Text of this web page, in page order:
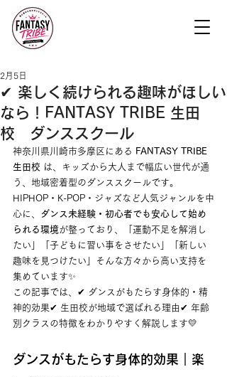
✔ 楽しく続けられる趣味がほしい
なら！FANTASY TRIBE 生田
校 ダンススクール
2月5日
神奈川県川崎市多摩区にある
FANTASY TRIBE
生田校 は、キッズから大人まで幅広い世代が通
う、地域密着型のダンススクールです。
HIPHOP・K-POP・ジャズなど人気ジャンルを中
心に、
ダンス未経験・初心者でも安心して始め
られる環境が整っており、「運動不足を解消し
たい」「子どもに習い事をさせたい」「新しい
趣味を見つけたい」そんな方々から高い支持を
集めています✨
この記事では、✔ ダンスがもたらす身体的・精
神的効果✔ 生田校が地域で選ばれる理由✔ 年齢
別クラスの特徴をわかりやすく解説します💛
ダンスがもたらす身体的効果｜楽